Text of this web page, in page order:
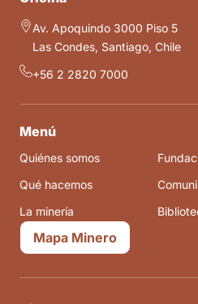
Av. Apoquindo 3000 Piso 5
Las Condes, Santiago, Chile
+56 2 2820 7000
Menú
Quiénes somos
Qué hacemos
La minería
Mapa Minero